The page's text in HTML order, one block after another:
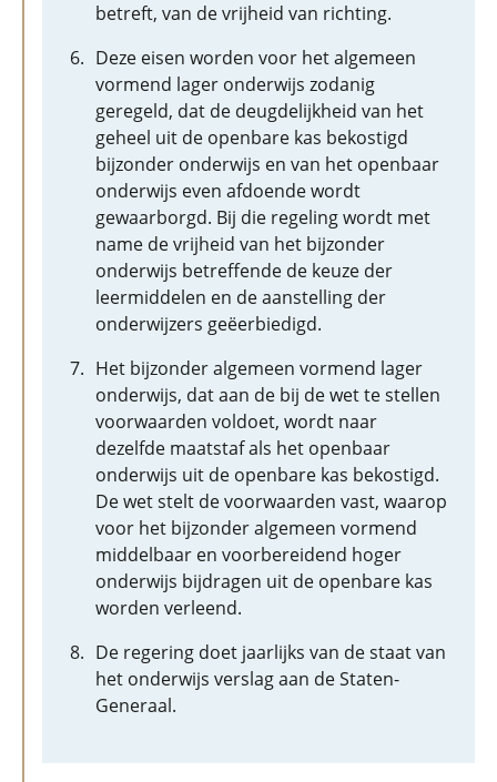
betreft, van de vrijheid van richting.
Deze eisen worden voor het algemeen
vormend lager onderwijs zodanig
geregeld, dat de deugdelijkheid van het
geheel uit de openbare kas bekostigd
bijzonder onderwijs en van het openbaar
onderwijs even afdoende wordt
gewaarborgd. Bij die regeling wordt met
name de vrijheid van het bijzonder
onderwijs betreffende de keuze der
leermiddelen en de aanstelling der
onderwijzers geëerbiedigd.
Het bijzonder algemeen vormend lager
onderwijs, dat aan de bij de wet te stellen
voorwaarden voldoet, wordt naar
dezelfde maatstaf als het openbaar
onderwijs uit de openbare kas bekostigd.
De wet stelt de voorwaarden vast, waarop
voor het bijzonder algemeen vormend
middelbaar en voorbereidend hoger
onderwijs bijdragen uit de openbare kas
worden verleend.
De regering doet jaarlijks van de staat van
het onderwijs verslag aan de Staten-
Generaal.